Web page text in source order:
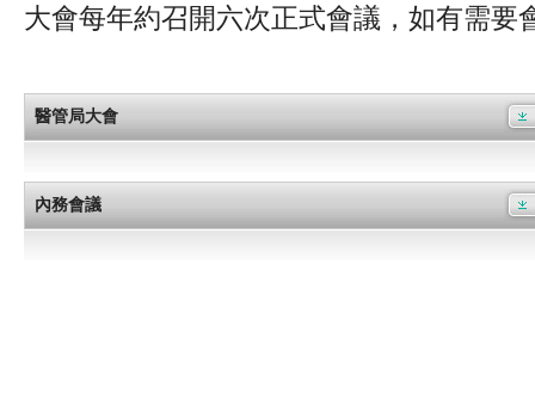
大會每年約召開六次正式會議，如有需要
醫管局大會
內務會議